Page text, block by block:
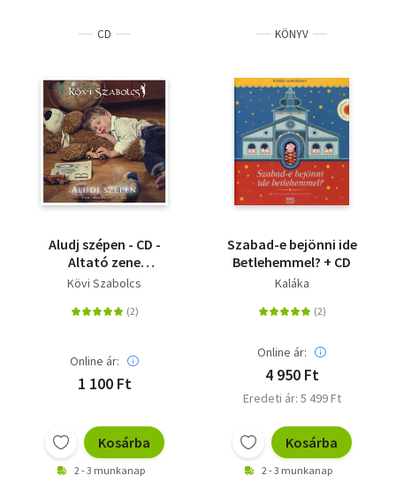
CD
Aludj szépen - CD -
Altató zene
gyerekeknek 0-12 éves
Kövi Szabolcs
Online ár:
1 100 Ft
Kosárba
2 - 3 munkanap
KÖNYV
Szabad-e bejönni ide
Betlehemmel? + CD
Kaláka
Online ár:
4 950 Ft
Eredeti ár: 5 499 Ft
Kosárba
2 - 3 munkanap